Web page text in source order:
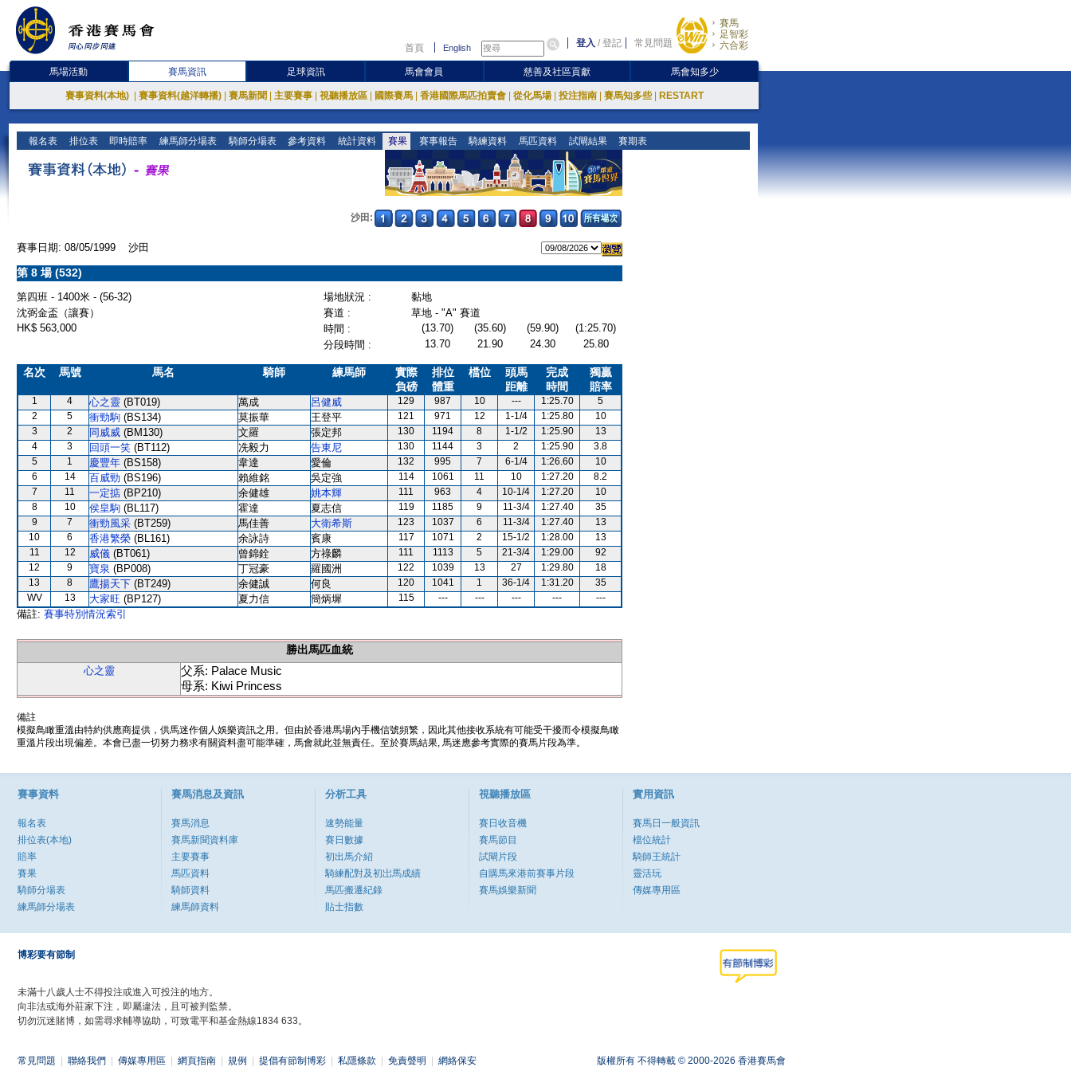
首頁 English 登入 /登記 常見問題
賽馬
足智彩
六合彩
馬場活動 賽馬資訊 足球資訊 馬會會員 慈善及社區貢獻 馬會知多少
賽事資料(本地) 賽事資料(越洋轉播) 賽馬新聞 主要賽事 視聽播放區 國際賽馬 香港國際馬匹拍賣會 從化馬場 投注指南 賽馬知多些 RESTART
報名表 排位表 即時賠率 練馬師分場表 騎師分場表 參考資料 統計資料 賽果 賽事報告 騎練資料 馬匹資料 試閘結果 賽期表
沙田:
賽事日期: 08/05/1999 沙田
第 8 場 (532)
第四班 - 1400米 - (56-32) 場地狀況 :
黏地
沈弼金盃（讓賽）
賽道 :
草地 - "A" 賽道
HK$ 563,000
時間 : (13.70) (35.60) (59.90)
(1:25.70)
分段時間 :
13.70 21.90 24.30 25.80
名次 馬號 馬名 騎師 練馬師
實際
負磅
排位
體重
檔位
頭馬
距離
完成
時間
獨贏
賠率
1 4 心之靈 (BT019) 萬成 呂健威 129 987 10 --- 1:25.70
5
2
5 衝勁駒 (BS134) 莫振華 王登平 121 971 12 1-1/4 1:25.80
10
3
2 同威威 (BM130) 文羅 張定邦 130 1194 8 1-1/2 1:25.90
13
4
3 回頭一笑 (BT112) 冼毅力 告東尼 130 1144 3 2 1:25.90
3.8
5
1 慶豐年 (BS158) 韋達 愛倫 132 995 7 6-1/4 1:26.60
10
6
14 百威勁 (BS196) 賴維銘 吳定強 114 1061 11 10 1:27.20
8.2
7
11 一定掂 (BP210) 余健雄 姚本輝 111 963 4 10-1/4 1:27.20
10
8
10 侯皇駒 (BL117) 霍達 夏志信 119 1185 9 11-3/4 1:27.40
35
9
7 衝勁風采 (BT259) 馬佳善 大衛希斯 123 1037 6 11-3/4 1:27.40
13
10
6 香港繁榮 (BL161) 余詠詩 賓康 117 1071 2 15-1/2 1:28.00
13
11
12 威儀 (BT061) 曾錦銓 方祿麟 111 1113 5 21-3/4 1:29.00
92
12
9 寶泉 (BP008) 丁冠豪 羅國洲 122 1039 13 27 1:29.80
18
13
8 鷹揚天下 (BT249) 余健誠 何良 120 1041 1 36-1/4 1:31.20
35
WV
13 大家旺 (BP127) 夏力信 簡炳墀 115 --- --- --- --- ---
備註: 賽事特別情況索引
勝出馬匹血統
心之靈
父系: Palace Music
母系: Kiwi Princess
備註
模擬鳥瞰重溫由特約供應商提供，供馬迷作個人娛樂資訊之用。但由於香港馬場內手機信號頻繁，因此其他接收系統有可能受干擾而令模擬鳥瞰
重溫片段出現偏差。本會已盡一切努力務求有關資料盡可能準確，馬會就此並無責任。至於賽馬結果, 馬迷應參考實際的賽馬片段為準。
賽事資料
報名表
排位表(本地)
賠率
賽果
騎師分場表
練馬師分場表
賽馬消息及資訊
賽馬消息
賽馬新聞資料庫
主要賽事
馬匹資料
騎師資料
練馬師資料
分析工具
速勢能量
賽日數據
初出馬介紹
騎練配對及初岀馬成績
馬匹搬遷紀錄
貼士指數
視聽播放區
賽日收音機
賽馬節目
試閘片段
自購馬來港前賽事片段
賽馬娛樂新聞
實用資訊
賽馬日一般資訊
檔位統計
騎師王統計
靈活玩
傳媒專用區
博彩要有節制
未滿十八歲人士不得投注或進入可投注的地方。
向非法或海外莊家下注，即屬違法，且可被判監禁。
切勿沉迷賭博，如需尋求輔導協助，可致電平和基金熱線1834 633。
常見問題 聯絡我們 傳媒專用區 網頁指南 規例 提倡有節制博彩 私隱條款 免責聲明 網絡保安 版權所有 不得轉載 © 2000-2026 香港賽馬會